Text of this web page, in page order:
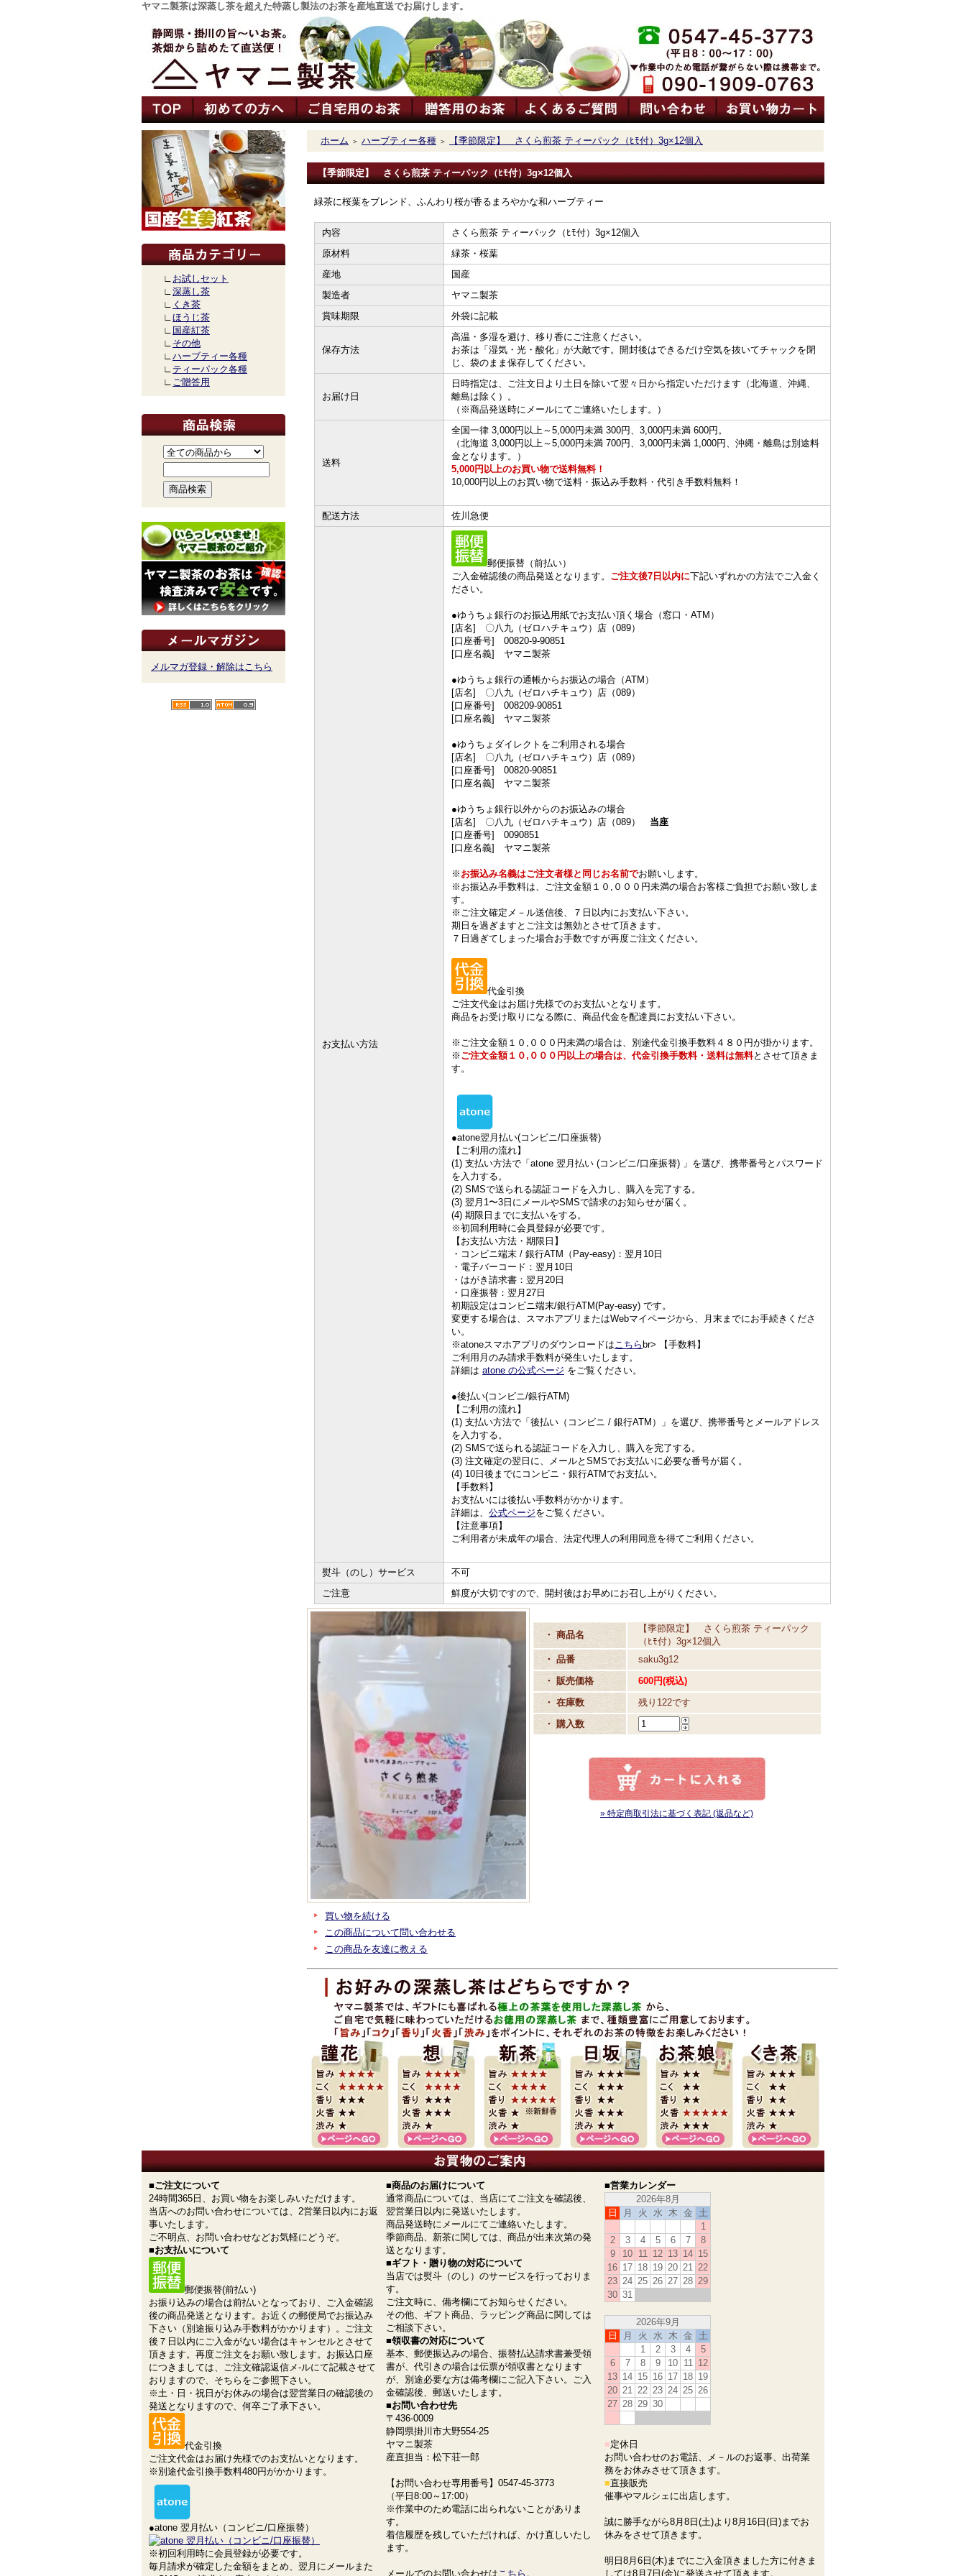
ヤマニ製茶は深蒸し茶を超えた特蒸し製法のお茶を産地直送でお届けします。
∟ お試しセット
∟深蒸し茶
∟ くき茶
∟ほうじ茶
∟ 国産紅茶
∟ その他
∟ハーブティー各種
∟ ティーパック各種
∟ ご贈答用
メルマガ登録・解除はこちら
ホーム ＞ ハーブティー各種 ＞ 【季節限定】 さくら煎茶 ティーパック（ﾋﾓ付）3g×12個入
【季節限定】 さくら煎茶 ティーパック（ﾋﾓ付）3g×12個入
緑茶に桜葉をブレンド、ふんわり桜が香るまろやかな和ハーブティー
内容
さくら煎茶 ティーパック（ﾋﾓ付）3g×12個入
原材料
緑茶・桜葉
産地
国産
製造者
ヤマニ製茶
賞味期限
外袋に記載
保存方法
高温・多湿を避け、移り香にご注意ください。
お茶は「湿気・光・酸化」が大敵です。開封後はできるだけ空気を抜いてチャックを閉
じ、袋のまま保存してください。
お届け日
日時指定は、ご注文日より土日を除いて翌々日から指定いただけます（北海道、沖縄、
離島は除く）。
（※商品発送時にメールにてご連絡いたします。）
送料
全国一律 3,000円以上～5,000円未満 300円、3,000円未満 600円。
（北海道 3,000円以上～5,000円未満 700円、3,000円未満 1,000円、沖縄・離島は別途料
金となります。）
5,000円以上のお買い物で送料無料！
10,000円以上のお買い物で送料・振込み手数料・代引き手数料無料！
配送方法 佐川急便
お支払い方法
郵便振替（前払い）
ご入金確認後の商品発送となります。 ご注文後7日以内に下記いずれかの方法でご入金く
ださい。
●ゆうちょ銀行のお振込用紙でお支払い頂く場合（窓口・ATM）
[店名] 〇八九（ゼロハチキュウ）店（089）
[口座番号] 00820-9-90851
[口座名義] ヤマニ製茶
●ゆうちょ銀行の通帳からお振込の場合（ATM）
[店名] 〇八九（ゼロハチキュウ）店（089）
[口座番号] 008209-90851
[口座名義] ヤマニ製茶
●ゆうちょダイレクトをご利用される場合
[店名] 〇八九（ゼロハチキュウ）店（089）
[口座番号] 00820-90851
[口座名義] ヤマニ製茶
●ゆうちょ銀行以外からのお振込みの場合
[店名] 〇八九（ゼロハチキュウ）店（089） 当座
[口座番号] 0090851
[口座名義] ヤマニ製茶
※ お振込み名義はご注文者様と同じお名前でお願いします。
※お振込み手数料は、ご注文金額１０,０００円未満の場合お客様ご負担でお願い致しま
す。
※ご注文確定メ－ル送信後、７日以内にお支払い下さい。
期日を過ぎますとご注文は無効とさせて頂きます。
７日過ぎてしまった場合お手数ですが再度ご注文ください。
代金引換
ご注文代金はお届け先様でのお支払いとなります。
商品をお受け取りになる際に、商品代金を配達員にお支払い下さい。
※ご注文金額１０,０００円未満の場合は、別途代金引換手数料４８０円が掛かります。
※ ご注文金額１０,０００円以上の場合は、代金引換手数料・送料は無料とさせて頂きま
す。
●atone翌月払い(コンビニ/口座振替)
【ご利用の流れ】
(1) 支払い方法で「atone 翌月払い (コンビニ/口座振替) 」を選び、携帯番号とパスワード
を入力する。
(2) SMSで送られる認証コードを入力し、購入を完了する。
(3) 翌月1〜3日にメールやSMSで請求のお知らせが届く。
(4) 期限日までに支払いをする。
※初回利用時に会員登録が必要です。
【お支払い方法・期限日】
・コンビニ端末 / 銀行ATM（Pay-easy)：翌月10日
・電子バーコード：翌月10日
・はがき請求書：翌月20日
・口座振替：翌月27日
初期設定はコンビニ端末/銀行ATM(Pay-easy) です。
変更する場合は、スマホアプリまたはWebマイページから、月末までにお手続きくださ
い。
※atoneスマホアプリのダウンロードはこちら br> 【手数料】
ご利用月のみ請求手数料が発生いたします。
詳細は atone の公式ページ をご覧ください。
●後払い(コンビニ/銀行ATM)
【ご利用の流れ】
(1) 支払い方法で「後払い（コンビニ / 銀行ATM）」を選び、携帯番号とメールアドレス
を入力する。
(2) SMSで送られる認証コードを入力し、購入を完了する。
(3) 注文確定の翌日に、メールとSMSでお支払いに必要な番号が届く。
(4) 10日後までにコンビニ・銀行ATMでお支払い。
【手数料】
お支払いには後払い手数料がかかります。
詳細は、 公式ページをご覧ください。
【注意事項】
ご利用者が未成年の場合、法定代理人の利用同意を得てご利用ください。
熨斗（のし）サービス
不可
ご注意
鮮度が大切ですので、開封後はお早めにお召し上がりください。
買い物を続ける
この商品について問い合わせる
この商品を友達に教える
・ 商品名
【季節限定】 さくら煎茶 ティーパック
（ﾋﾓ付）3g×12個入
・ 品番
saku3g12
・ 販売価格
600円(税込)
・ 在庫数
残り122です
・ 購入数
» 特定商取引法に基づく表記 (返品など)
■ご注文について
24時間365日、お買い物をお楽しみいただけます。
当店へのお問い合わせについては、2営業日以内にお返
事いたします。
ご不明点、お問い合わせなどお気軽にどうぞ。
■お支払いについて
郵便振替(前払い)
お振り込みの場合は前払いとなっており、ご入金確認
後の商品発送となります。お近くの郵便局でお振込み
下さい（別途振り込み手数料がかかります）。ご注文
後７日以内にご入金がない場合はキャンセルとさせて
頂きます。再度ご注文をお願い致します。お振込口座
につきましては、ご注文確認返信メ-ルにて記載させて
おりますので、そちらをご参照下さい。
※土・日・祝日がお休みの場合は翌営業日の確認後の
発送となりますので、何卒ご了承下さい。
代金引換
ご注文代金はお届け先様でのお支払いとなります。
※別途代金引換手数料480円がかかります。
●atone 翌月払い（コンビニ/口座振替）
※初回利用時に会員登録が必要です。
毎月請求が確定した金額をまとめ、翌月にメールまた
■商品のお届けについて
通常商品については、当店にてご注文を確認後、
翌営業日以内に発送いたします。
商品発送時にメールにてご連絡いたします。
季節商品、新茶に関しては、商品が出来次第の発
送となります。
■ギフト・贈り物の対応について
当店では熨斗（のし）のサービスを行っておりま
す。
ご注文時に、備考欄にてお知らせください。
その他、ギフト商品、ラッピング商品に関しては
ご相談下さい。
■領収書の対応について
基本、郵便振込みの場合、振替払込請求書兼受領
書が、代引きの場合は伝票が領収書となります
が、別途必要な方は備考欄にご記入下さい。ご入
金確認後、郵送いたします。
■お問い合わせ先
〒436-0009
静岡県掛川市大野554-25
ヤマニ製茶
産直担当：松下荘一郎
【お問い合わせ専用番号】0547-45-3773
（平日8:00～17:00）
※作業中のため電話に出られないことがありま
す。
着信履歴を残していただければ、かけ直しいたし
ます。
メールでのお問い合わせは こちら 。
■営業カレンダー
2026年8月
日
月 火 水 木 金
土
1
2
3 4 5 6 7
8
9
10 11 12 13 14 15
16 17 18 19 20 21 22
23 24 25 26 27 28 29
30 31
2026年9月
日
月 火 水 木 金
土
1
2 3 4
5
6
7 8 9 10 11 12
13 14 15 16 17 18 19
20 21 22 23 24 25 26
27 28 29 30
■定休日
お問い合わせのお電話、メ－ルのお返事、出荷業
務をお休みさせて頂きます。
■直接販売
催事やマルシェに出店します。
誠に勝手ながら8月8日(土)より8月16日(日)までお
休みをさせて頂きます。
明日8月6日(木)までにご入金頂きました方に付きま
しては8月7日(金)に発送させて頂きます。